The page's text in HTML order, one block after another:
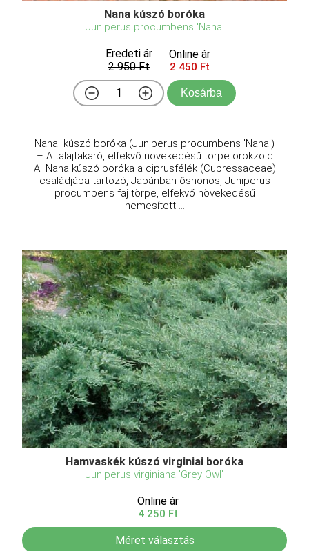
Nana kúszó boróka
Juniperus procumbens 'Nana'
Eredeti ár
2 950 Ft
Online ár
2 450 Ft
Kosárba
Nana kúszó boróka (Juniperus procumbens 'Nana')
– A talajtakaró, elfekvő növekedésű törpe örökzöld
A Nana kúszó boróka a ciprusfélék (Cupressaceae)
családjába tartozó, Japánban őshonos, Juniperus
procumbens faj törpe, elfekvő növekedésű
nemesített ...
Hamvaskék kúszó virginiai boróka
Juniperus virginiana 'Grey Owl'
Online ár
4 250 Ft
Méret választás